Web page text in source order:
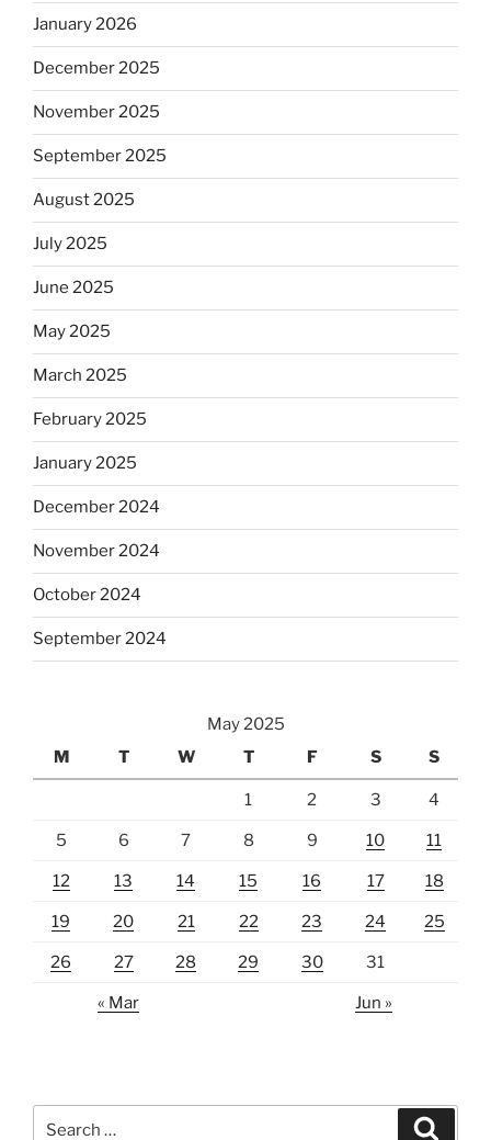
January 2026
December 2025
November 2025
September 2025
August 2025
July 2025
June 2025
May 2025
March 2025
February 2025
January 2025
December 2024
November 2024
October 2024
September 2024
May 2025
M
T W T F S S
1 2 3 4
5 6 7 8 9 10 11
12 13 14 15 16 17 18
19 20 21 22 23 24 25
26 27 28 29 30 31
« Mar Jun »